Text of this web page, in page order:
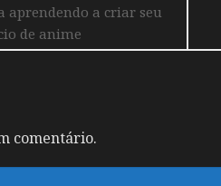
aprendendo a criar seu
de anime
comentário.